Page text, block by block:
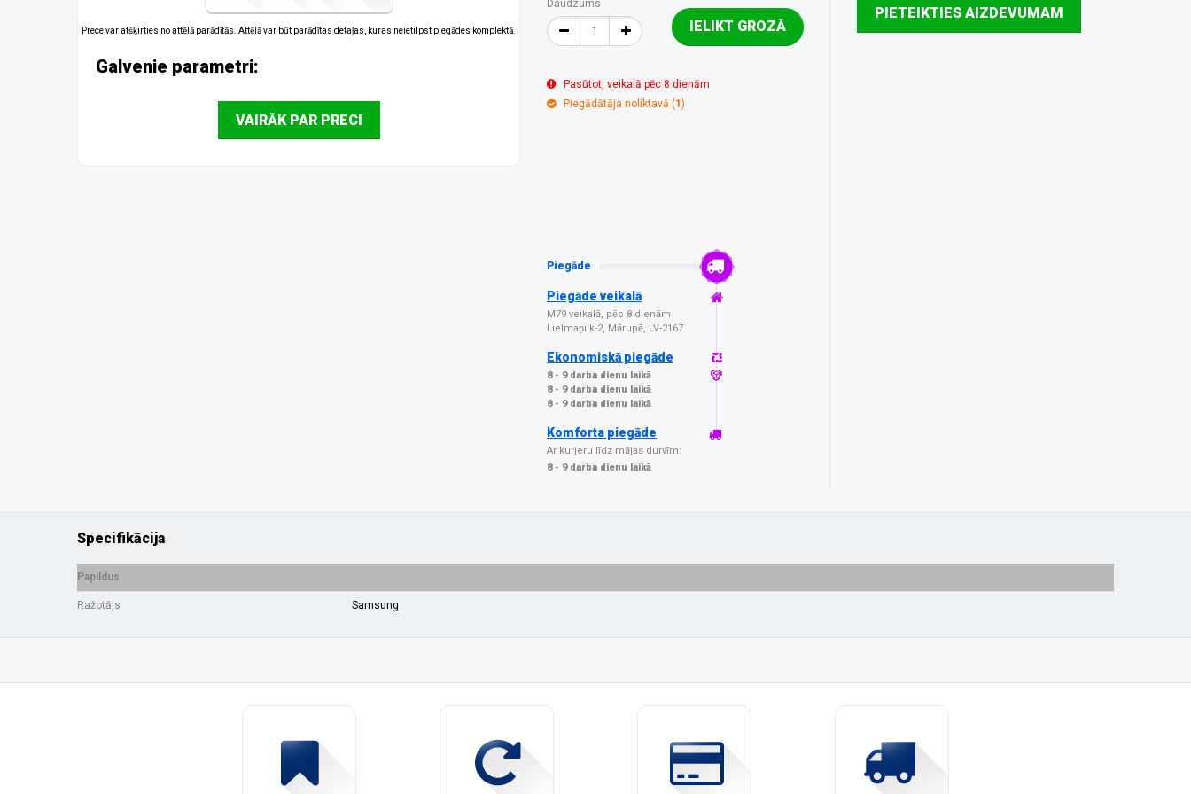
Prece var atšķirties no attēlā parādītās. Attēlā var būt parādītas detaļas, kuras neietilpst piegādes komplektā.
Galvenie parametri:
VAIRĀK PAR PRECI
Daudzums
IELIKT GROZĀ
Pasūtot, veikalā pēc 8 dienām
Piegādātāja noliktavā (1 )
Piegāde
Piegāde veikalā
M79 veikalā, pēc 8 dienām
Lielmaņi k-2, Mārupē, LV-2167
Ekonomiskā piegāde
8 - 9 darba dienu laikā
8 - 9 darba dienu laikā
8 - 9 darba dienu laikā
Komforta piegāde
Ar kurjeru līdz mājas durvīm:
8 - 9 darba dienu laikā
PIETEIKTIES AIZDEVUMAM
Specifikācija
Papildus
Ražotājs Samsung